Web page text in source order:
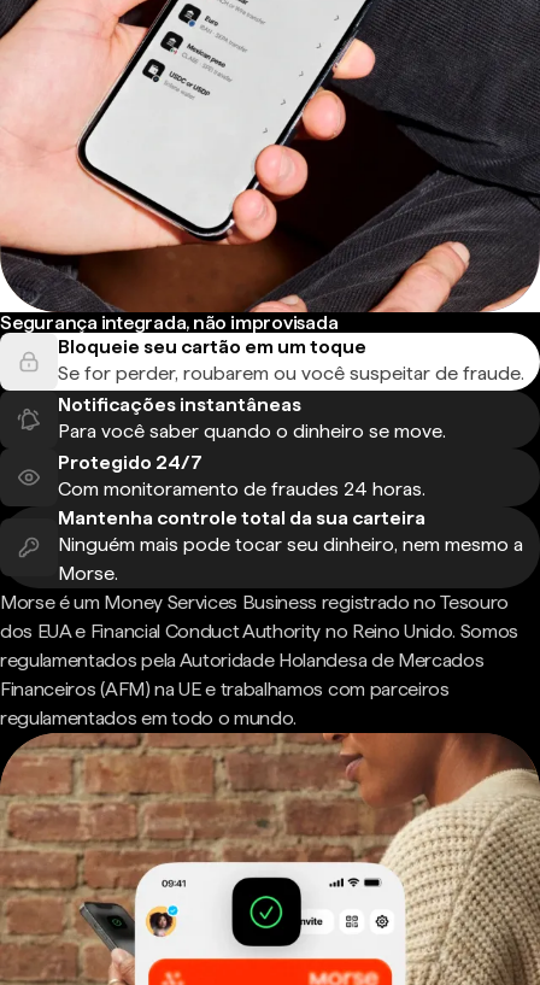
Segurança integrada, não improvisada
Bloqueie seu cartão em um toque
Se for perder, roubarem ou você suspeitar de fraude.
Notificações instantâneas
Para você saber quando o dinheiro se move.
Protegido 24/7
Com monitoramento de fraudes 24 horas.
Mantenha controle total da sua carteira
Ninguém mais pode tocar seu dinheiro, nem mesmo a
Morse.
Morse é um Money Services Business registrado no Tesouro
dos EUA e Financial Conduct Authority no Reino Unido. Somos
regulamentados pela Autoridade Holandesa de Mercados
Financeiros (AFM) na UE e trabalhamos com parceiros
regulamentados em todo o mundo.